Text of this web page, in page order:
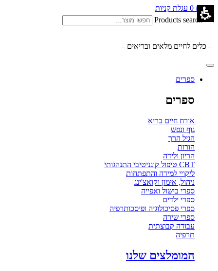
₪ 0.00
0 עגלת קניות
Products search
– כלים לחיים מלאים ובריאים –
ספרים
ספרים
אורח חיים בריא
גוף ונפש
הגיל הרך
הורות
הריון ולידה
CBT טיפול קוגניטיבי התנהגותי
ליקויי למידה והתפתחות
ניהול, אימון וקואצ'ינג
ספרי בישול ואפייה
ספרי ילדים
ספרי פסיכולוגיה ופיסכותרפיה
ספרי שירה
עבודה קבוצתית
תרפיה
המומלצים שלנו